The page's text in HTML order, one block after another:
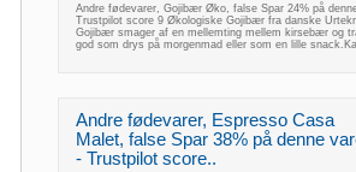
Andre fødevarer, Gojibær Øko, false Spar 24% på
Trustpilot score 9 Økologiske Gojibær fra danske
Gojibær smager af en mellemting mellem kirsebær og
god som drys på morgenmad eller som en lille
Andre fødevarer, Espresso Casa
Malet, false Spar 38% på denne
- Trustpilot score..